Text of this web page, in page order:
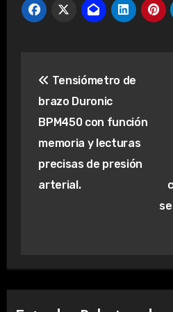
de
entradas
Tensiómetro de
brazo Duronic
BPM450 con función
memoria y lecturas
precisas de presión
arterial.